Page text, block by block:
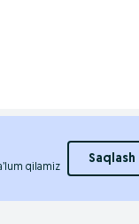
qilamiz
Saqlash